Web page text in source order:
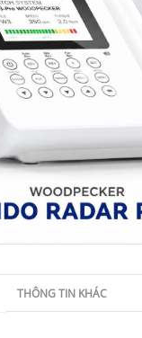
THÔNG TIN KHÁC